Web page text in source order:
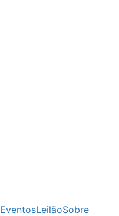
EventosLeilãoSobre